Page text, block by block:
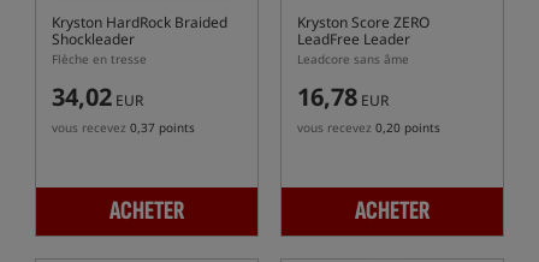
Kryston HardRock Braided
Shockleader
Flèche en tresse
34,02 EUR
vous recevez 0,37 points
ACHETER
Kryston Score ZERO
LeadFree Leader
Leadcore sans âme
16,78 EUR
vous recevez 0,20 points
ACHETER